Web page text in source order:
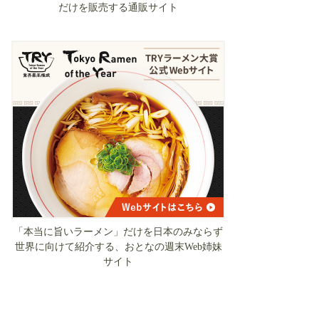
だけを販売する通販サイト
「本当に旨いラーメン」だけを日本のみならず
世界に向けて紹介する、おとなの週末Web姉妹
サイト